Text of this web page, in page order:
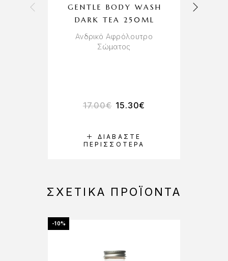
ΔΙΑΒΆΣΤΕ
ΠΕΡΙΣΣΌΤΕΡΑ
GENTLE BODY WASH
DARK TEA 250ML
Ανδρικό Αφρόλουτρο
Σώματος
17.00€ 15.30€
ΣΧΕΤΙΚΆ ΠΡΟΪΌΝΤΑ
-10%